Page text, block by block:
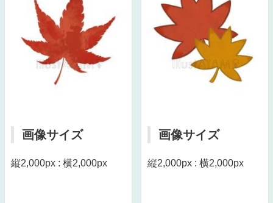
画像サイズ
縦2,000px : 横2,000px
画像サイズ
縦2,000px : 横2,000px